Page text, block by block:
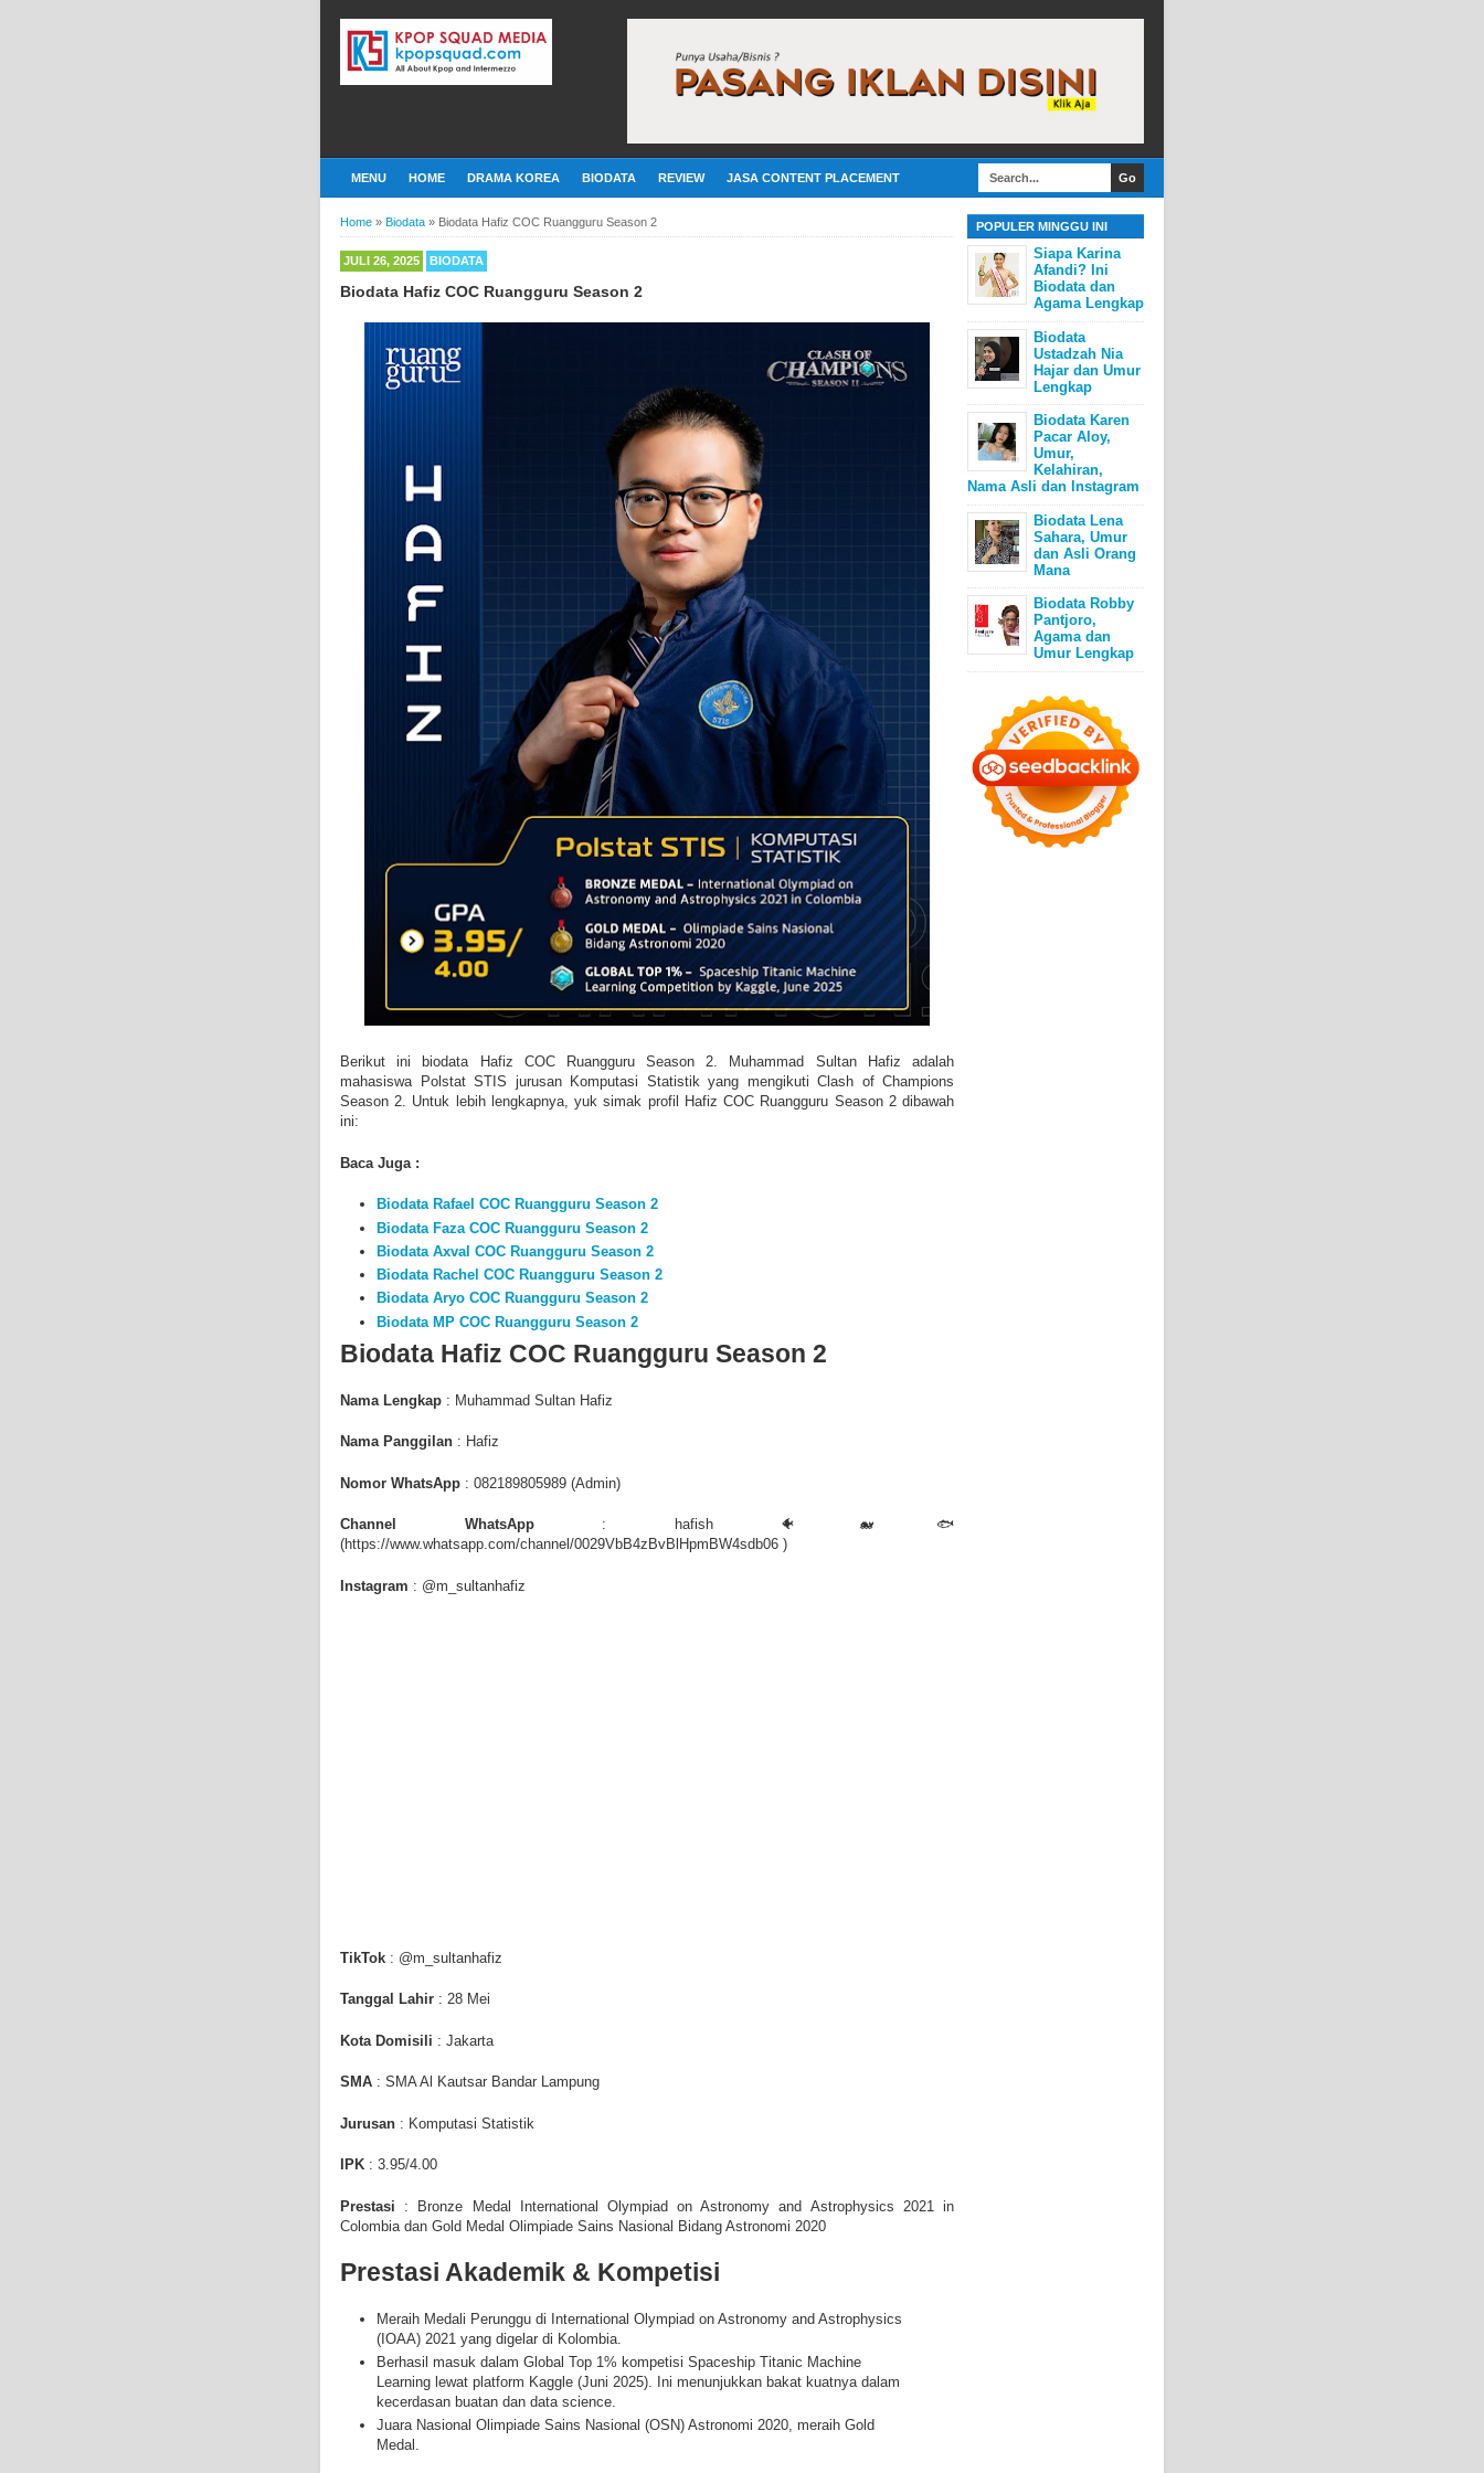
MENU HOME DRAMA KOREA BIODATA REVIEW JASA CONTENT PLACEMENT
Home » Biodata » Biodata Hafiz COC Ruangguru Season 2
JULI 26, 2025 BIODATA
Biodata Hafiz COC Ruangguru Season 2
Berikut ini biodata Hafiz COC Ruangguru Season 2.
Muhammad Sultan Hafiz adalah
mahasiswa Polstat STIS jurusan Komputasi Statistik yang mengikuti Clash of Champions
Season 2. Untuk lebih lengkapnya, yuk simak profil Hafiz COC Ruangguru Season 2 dibawah
ini:
Baca Juga :
Biodata Rafael COC Ruangguru Season 2
Biodata Faza COC Ruangguru Season 2
Biodata Axval COC Ruangguru Season 2
Biodata Rachel COC Ruangguru Season 2
Biodata Aryo COC Ruangguru Season 2
Biodata MP COC Ruangguru Season 2
Biodata Hafiz COC Ruangguru Season 2
Nama Lengkap : Muhammad Sultan Hafiz
Nama Panggilan : Hafiz
Nomor WhatsApp : 082189805989 (Admin)
Channel WhatsApp:
hafish 🐠🐋🐟
(https://www.whatsapp.com/channel/0029VbB4zBvBlHpmBW4sdb06 )
Instagram : @m_sultanhafiz
TikTok : @m_sultanhafiz
Tanggal Lahir : 28 Mei
Kota Domisili : Jakarta
SMA : SMA Al Kautsar Bandar Lampung
Jurusan : Komputasi Statistik
IPK : 3.95/4.00
Prestasi : Bronze Medal International Olympiad on Astronomy and Astrophysics 2021 in
Colombia dan Gold Medal Olimpiade Sains Nasional Bidang Astronomi 2020
Prestasi Akademik & Kompetisi
Meraih Medali Perunggu di International Olympiad on Astronomy and Astrophysics
(IOAA) 2021 yang digelar di Kolombia.
Berhasil masuk dalam Global Top 1% kompetisi Spaceship Titanic Machine
Learning lewat platform Kaggle (Juni 2025). Ini menunjukkan bakat kuatnya dalam
kecerdasan buatan dan data science.
Juara Nasional Olimpiade Sains Nasional (OSN) Astronomi 2020, meraih Gold
Medal.
POPULER MINGGU INI
Siapa Karina
Afandi? Ini
Biodata dan
Agama Lengkap
Biodata
Ustadzah Nia
Hajar dan Umur
Lengkap
Biodata Karen
Pacar Aloy,
Umur,
Kelahiran,
Nama Asli dan Instagram
Biodata Lena
Sahara, Umur
dan Asli Orang
Mana
Biodata Robby
Pantjoro,
Agama dan
Umur Lengkap